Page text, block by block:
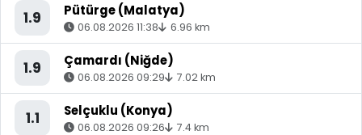
1.9 Pütürge (Malatya)
06.08.2026 11:38 6.96 km
1.9 Çamardı (Niğde)
06.08.2026 09:29 7.02 km
1.1 Selçuklu (Konya)
06.08.2026 09:26 7.4 km